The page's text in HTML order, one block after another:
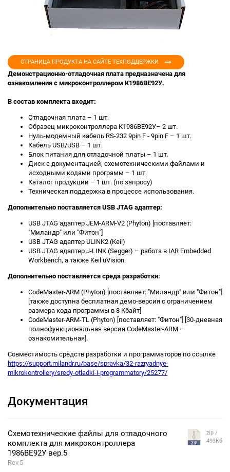
Демонстрационно-отладочная плата предназначена для
ознакомления с микроконтроллером К1986ВЕ92У.
В состав комплекта входит:
Отладочная плата – 1 шт.
Образец микроконтроллера К1986ВЕ92У– 2 шт.
Нуль-модемный кабель RS-232 9pin F - 9pin F – 1 шт.
Кабель USB/USB – 1 шт.
Блок питания для отладочной платы – 1 шт.
Диск с документацией, схемотехническими файлами и
исходными кодами программ – 1 шт.
Каталог продукции – 1 шт. (по запросу)
Техническая поддержка в процессе использования.
Дополнительно поставляется USB JTAG адаптер:
USB JTAG адаптер JEM-ARM-V2 (Phyton) [поставляет:
"Миландр" или "Фитон"]
USB JTAG адаптер ULINK2 (Keil)
USB JTAG адаптер J-LINK (Segger) – работа в IAR Embedded
Workbench, а также Keil uVision.
Дополнительно поставляется среда разработки:
CodeMaster-ARM (Phyton) [поставляет: "Миландр" или "Фитон"]
[также доступна бесплатная демо-версия с ограничением
размера кода программы в 8 Кбайт]
CodeMaster-ARM-TL (Phyton) [поставляет: "Фитон"] [30-дневная
полнофункциональная версия CodeMaster-ARM –
ознакомительная].
Совместимость средств разработки и программаторов по ссылке
https://support.milandr.ru/base/spravka/32-razryadnye-
mikrokontrollery/sredy-otladki-i-programmatory/25277/
СТРАНИЦА ПРОДУКТА НА САЙТЕ ТЕХПОДДЕРЖКИ
Документация
Схемотехнические файлы для отладочного
комплекта для микроконтроллера
1986ВЕ92У вер.5
Rev.5
zip /
493Кб